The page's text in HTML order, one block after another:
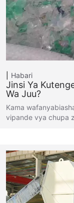
Habari
Jinsi Ya
Wa Juu?
Kama
vipande vya chupa